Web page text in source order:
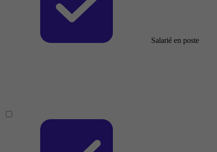
Salarié en poste